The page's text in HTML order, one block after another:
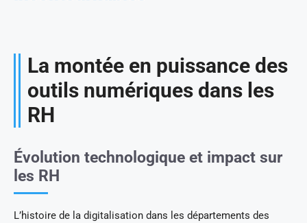
La montée en puissance des
outils numériques dans les
RH
Évolution technologique et impact sur
les RH
L’histoire de la digitalisation dans les départements des